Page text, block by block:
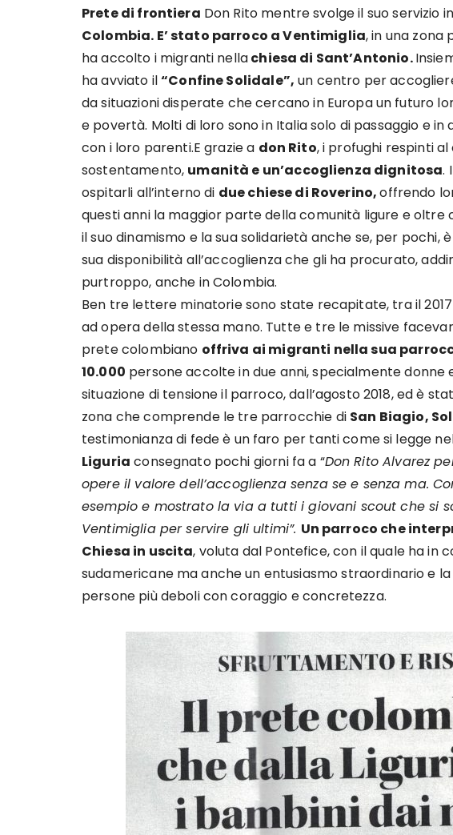
Prete di frontiera Don Rito mentre svolge il suo servizio
Colombia. E’ stato parroco a Ventimiglia, in una
ha accolto i migranti nellachiesa di Sant’Antonio.
ha avviato il“Confine Solidale”, un centro per
da situazioni disperate che cercano in Europa un futuro
e povertà. Molti di loro sono in Italia solo di passaggio e
con i loro parenti.E grazie a don Rito, i profughi respinti
sostentamento, umanità e un’accoglienza dignitosa.
ospitarli all’interno di due chiese di Roverino,offrendo
questi anni la maggior parte della comunità ligure e
il suo dinamismo e la sua solidarietà anche se, per pochi, è
sua disponibilità all’accoglienza che gli ha procurato,
purtroppo, anche in Colombia.
Ben tre lettere minatorie sono state recapitate, tra il
ad opera della stessa mano. Tutte e tre le missive
prete colombiano offriva ai migranti nella sua
10.000 persone accolte in due anni, specialmente donne
situazione di tensione il parroco, dall’agosto 2018, ed è
zona che comprende le tre parrocchie di San Biagio,
testimonianza di fede è un faro per tanti come si legge
Liguria consegnato pochi giorni fa a “Don Rito Alvarez
opere il valore dell’accoglienza senza se e senza ma.
esempio e mostrato la via a tutti i giovani scout che si
Ventimiglia per servire gli ultimi”. Un parroco che
Chiesa in uscita, voluta dal Pontefice, con il quale ha in
sudamericane ma anche un entusiasmo straordinario e
persone più deboli con coraggio e concretezza.